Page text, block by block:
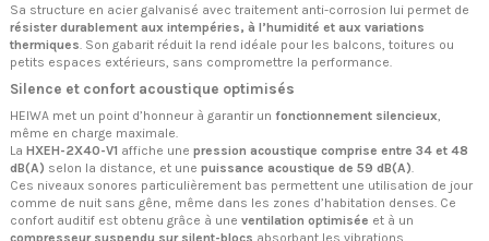
Sa structure en acier galvanisé avec traitement anti-corrosion lui permet de
résister durablement aux intempéries, à l’humidité et aux variations
thermiques . Son gabarit réduit la rend idéale pour les balcons, toitures ou
petits espaces extérieurs, sans compromettre la performance.
Silence et confort acoustique optimisés
HEIWA met un point d’honneur à garantir un fonctionnement silencieux,
même en charge maximale.
La HXEH-2X40-V1 affiche une pression acoustique comprise entre 34 et 48
dB(A) selon la distance, et une puissance acoustique de 59 dB(A).
Ces niveaux sonores particulièrement bas permettent une utilisation de jour
comme de nuit sans gêne, même dans les zones d’habitation denses. Ce
confort auditif est obtenu grâce à une ventilation optimisée et à un
compresseur suspendu sur silent-blocs absorbant les vibrations.